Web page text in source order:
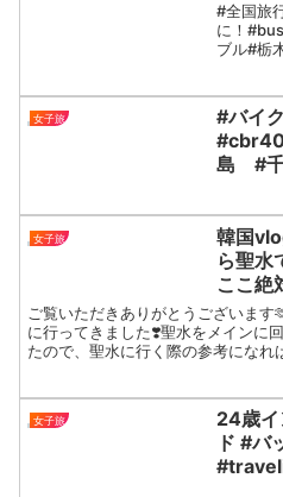
#全国旅
に！
ブル#栃
に便利
女子旅
#バイ
島 #千
きと繋
女子旅
韓国
ら聖水
ここ絶
にご飯
ご覧いただきありがとうございま
に行ってきました❣️聖水をメインに
たので、聖水に行く際の参考になれ
女子旅
24歳イ
ド #バ